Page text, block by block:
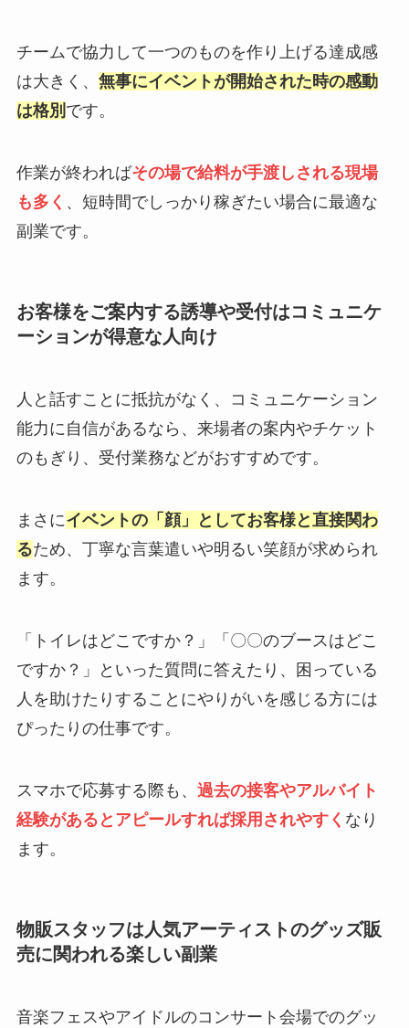
チームで協力して一つのものを作り上げる達成感
は大きく、 無事にイベントが開始された時の感動
は格別 です。
作業が終わればその場で給料が手渡しされる現場
も多く 、短時間でしっかり稼ぎたい場合に最適な
副業です。
お客様をご案内する誘導や受付はコミュニケ
ーションが得意な人向け
人と話すことに抵抗がなく、コミュニケーション
能力に自信があるなら、来場者の案内やチケット
のもぎり、受付業務などがおすすめです。
まさにイベントの「顔」としてお客様と直接関わ
るため、丁寧な言葉遣いや明るい笑顔が求められ
ます。
「トイレはどこですか？」「〇〇のブースはどこ
ですか？」といった質問に答えたり、困っている
人を助けたりすることにやりがいを感じる方には
ぴったりの仕事です。
スマホで応募する際も、 過去の接客やアルバイト
経験があるとアピールすれば採用されやすく なり
ます。
物販スタッフは人気アーティストのグッズ販
売に関われる楽しい副業
音楽フェスやアイドルのコンサート会場でのグッ